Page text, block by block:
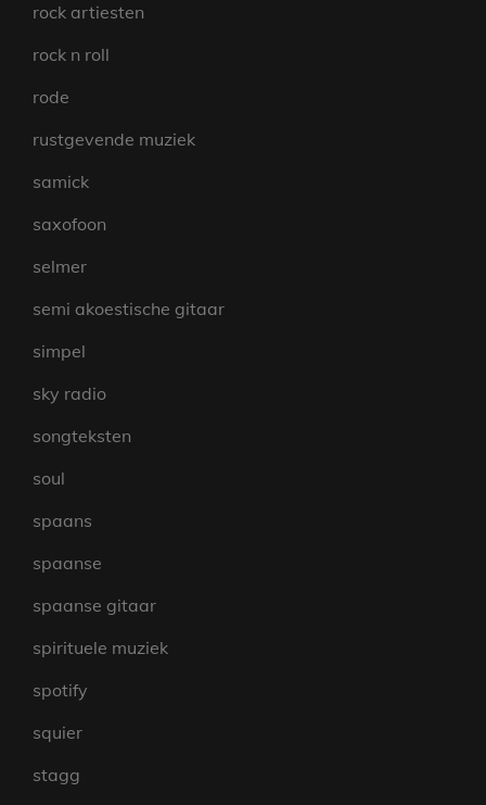
rock artiesten
rock n roll
rode
rustgevende muziek
samick
saxofoon
selmer
semi akoestische gitaar
simpel
sky radio
songteksten
soul
spaans
spaanse
spaanse gitaar
spirituele muziek
spotify
squier
stagg